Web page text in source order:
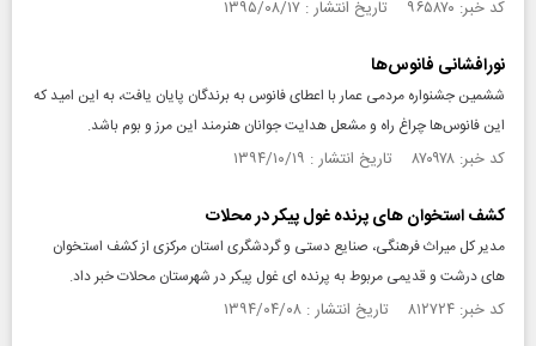
کد خبر: ۹۶۵۸۷۰ تاریخ انتشار : ۱۳۹۵/۰۸/۱۷
نورافشانی فانوس‌ها
ششمین جشنواره مردمی عمار با اعطای فانوس به برندگان پایان یافت، به این امید که
این فانوس‌ها چراغ راه و مشعل هدایت جوانان هنرمند این مرز و بوم باشد.
کد خبر: ۸۷۰۹۷۸ تاریخ انتشار : ۱۳۹۴/۱۰/۱۹
کشف استخوان های پرنده غول پیکر در محلات
مدیر کل میراث فرهنگی، صنایع دستی و گردشگری استان مرکزی از کشف استخوان
های درشت و قدیمی مربوط به پرنده ای غول پیکر در شهرستان محلات خبر داد.
کد خبر: ۸۱۲۷۲۴ تاریخ انتشار : ۱۳۹۴/۰۴/۰۸